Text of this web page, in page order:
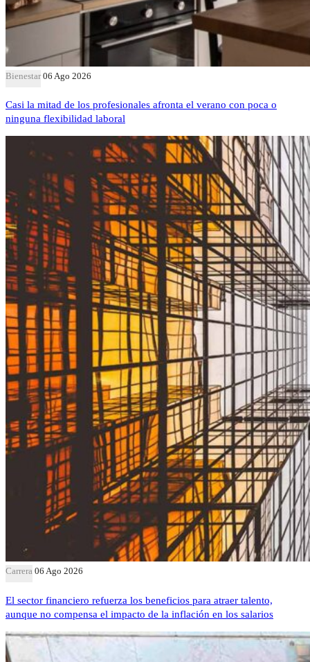
Bienestar 06 Ago 2026
Casi la mitad de los profesionales afronta el verano con poca o
ninguna flexibilidad laboral
Carrera 06 Ago 2026
El sector financiero refuerza los beneficios para atraer talento,
aunque no compensa el impacto de la inflación en los salarios